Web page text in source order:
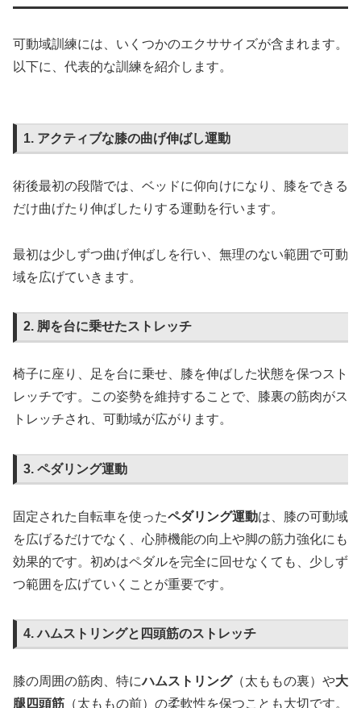
可動域訓練には、いくつかのエクササイズが含まれます。
以下に、代表的な訓練を紹介します。
1. アクティブな膝の曲げ伸ばし運動
術後最初の段階では、ベッドに仰向けになり、膝をできる
だけ曲げたり伸ばしたりする運動を行います。
最初は少しずつ曲げ伸ばしを行い、無理のない範囲で可動
域を広げていきます。
2. 脚を台に乗せたストレッチ
椅子に座り、足を台に乗せ、膝を伸ばした状態を保つスト
レッチです。この姿勢を維持することで、膝裏の筋肉がス
トレッチされ、可動域が広がります。
3. ペダリング運動
固定された自転車を使ったペダリング運動は、膝の可動域
を広げるだけでなく、心肺機能の向上や脚の筋力強化にも
効果的です。初めはペダルを完全に回せなくても、少しず
つ範囲を広げていくことが重要です。
4. ハムストリングと四頭筋のストレッチ
膝の周囲の筋肉、特にハムストリング（太ももの裏）や大
腿四頭筋 （太ももの前）の柔軟性を保つことも大切です。